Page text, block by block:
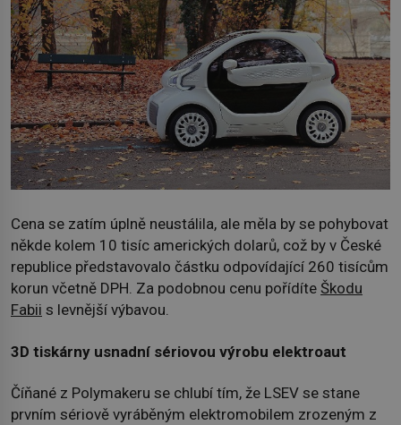
Cena se zatím úplně neustálila, ale měla by se pohybovat
někde kolem 10 tisíc amerických dolarů, což by v České
republice představovalo částku odpovídající 260 tisícům
korun včetně DPH. Za podobnou cenu pořídíte Škodu
Fabii s levnější výbavou.
3D tiskárny usnadní sériovou výrobu elektroaut
Číňané z Polymakeru se chlubí tím, že LSEV se stane
prvním sériově vyráběným elektromobilem zrozeným z